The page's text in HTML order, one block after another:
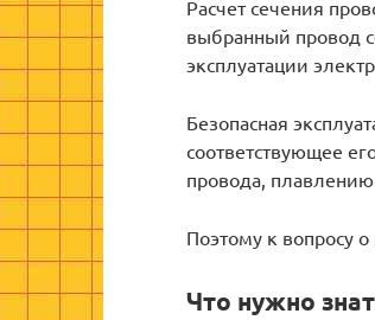
Расчет сечения
выбранный провод
эксплуатации
Безопасная
соответствующее
провода,
Поэтому к вопросу
Что нужно